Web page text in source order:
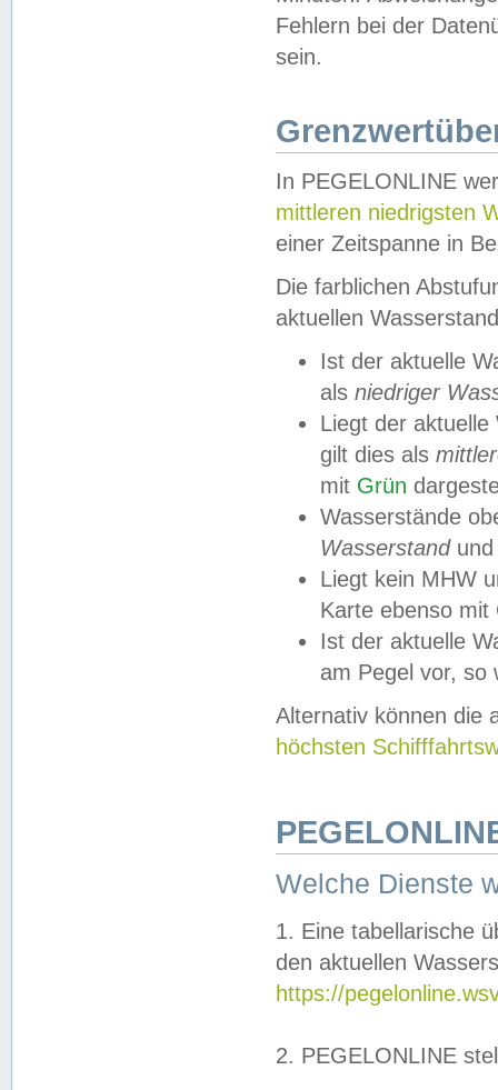
Fehlern bei der
sein.
In PEGELONLINE
mittleren niedrigsten
einer Zeitspanne in
Die farblichen
aktuellen
Ist der aktuelle
als niedriger
Liegt der
gilt dies als
mit Grün
Wasserstände
Wasserstandund
Liegt kein MHW
Karte ebenso mit
Ist der aktuelle
am Pegel vor,
Alternativ können die
höchsten
Welche Dienste
1. Eine tabellarische
den aktuellen
https://
2. PEGELONLINE